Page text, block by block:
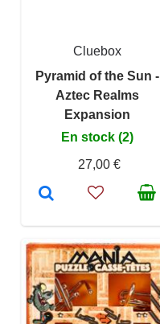
Cluebox
Pyramid of the Sun -
Aztec Realms
Expansion
En stock (2)
27,00 €